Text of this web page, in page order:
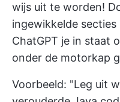
wijs uit te worden!
ingewikkelde
ChatGPT je in staat
onder de motorkap
Voorbeeld: "Leg uit